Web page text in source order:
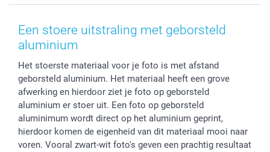
Herroepingsrecht
Privacy
Reviews
Prijslijst
Investor Relations
Mijn orderstatus
smartbonus
service@smartphoto.nl
Affiliate partnerprogramma
Partnerships
Influencer partnerprogramma
Baby
Moederdag
Huwelijk
Een stoere uitstraling met geborsteld
aluminium
Het stoerste materiaal voor je foto is met afstand
geborsteld aluminium. Het materiaal heeft een grove
afwerking en hierdoor ziet je foto op geborsteld
aluminium er stoer uit. Een foto op geborsteld
aluminimum wordt direct op het aluminium geprint,
hierdoor komen de eigenheid van dit materiaal mooi naar
voren. Vooral zwart-wit foto's geven een prachtig resultaat